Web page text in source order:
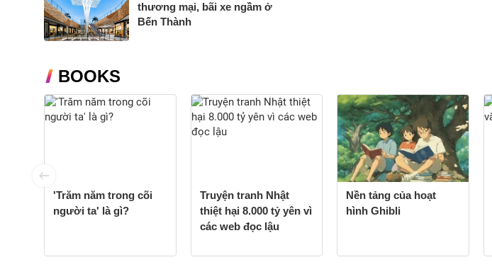
thương mại, bãi xe ngầm ở
Bến Thành
BOOKS
'Trăm năm trong cõi
người ta' là gì?
Truyện tranh Nhật
thiệt hại 8.000 tỷ yên vì
các web đọc lậu
Nền tảng của hoạt
hình Ghibli